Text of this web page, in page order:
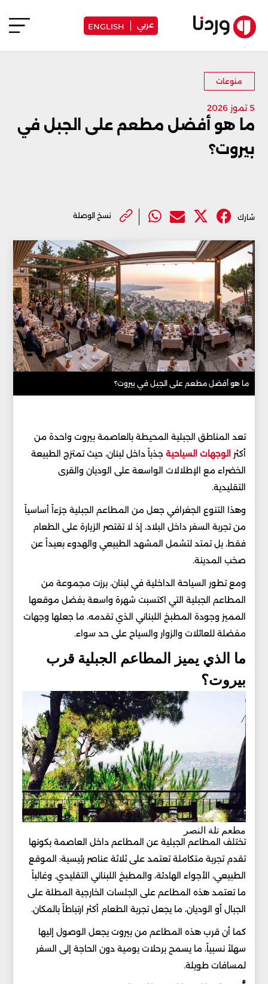
عربي ENGLISH
منوعات
5 تموز 2026
ما هو أفضل مطعم على الجبل في
بيروت؟
شارك نسخ الوصلة
ما هو أفضل مطعم على الجبل في بيروت؟
تعد المناطق الجبلية المحيطة بالعاصمة بيروت واحدة من
أكثر الوجهات السياحية جذباً داخل لبنان، حيث تمتزج الطبيعة
الخضراء مع الإطلالات الواسعة على الوديان والقرى
التقليدية.
وهذا التنوع الجغرافي جعل من المطاعم الجبلية جزءاً أساسياً
من تجربة السفر داخل البلاد، إذ لا تقتصر الزيارة على الطعام
فقط، بل تمتد لتشمل المشهد الطبيعي والهدوء بعيداً عن
صخب المدينة.
ومع تطور السياحة الداخلية في لبنان، برزت مجموعة من
المطاعم الجبلية التي اكتسبت شهرة واسعة بفضل موقعها
المميز وجودة المطبخ اللبناني الذي تقدمه، ما جعلها وجهات
مفضلة للعائلات والزوار والسياح على حد سواء.
ما الذي يميز المطاعم الجبلية قرب
بيروت؟
مطعم تلة النصر
تختلف المطاعم الجبلية عن المطاعم داخل العاصمة بكونها
تقدم تجربة متكاملة تعتمد على ثلاثة عناصر رئيسية: الموقع
الطبيعي، الأجواء الهادئة، والمطبخ اللبناني التقليدي. وغالباً
ما تعتمد هذه المطاعم على الجلسات الخارجية المطلة على
الجبال أو الوديان، ما يجعل تجربة الطعام أكثر ارتباطاً بالمكان.
كما أن قرب هذه المطاعم من بيروت يجعل الوصول إليها
سهلاً نسبياً، ما يسمح برحلات يومية دون الحاجة إلى السفر
لمسافات طويلة.